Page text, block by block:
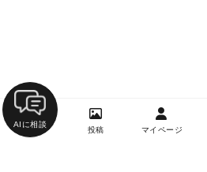
AIに相談
投稿 マイページ